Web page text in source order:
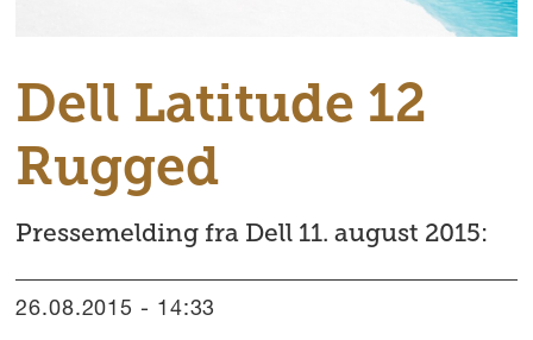
Dell Latitude 12
Rugged
Pressemelding fra Dell 11. august 2015:
26.08.2015 - 14:33